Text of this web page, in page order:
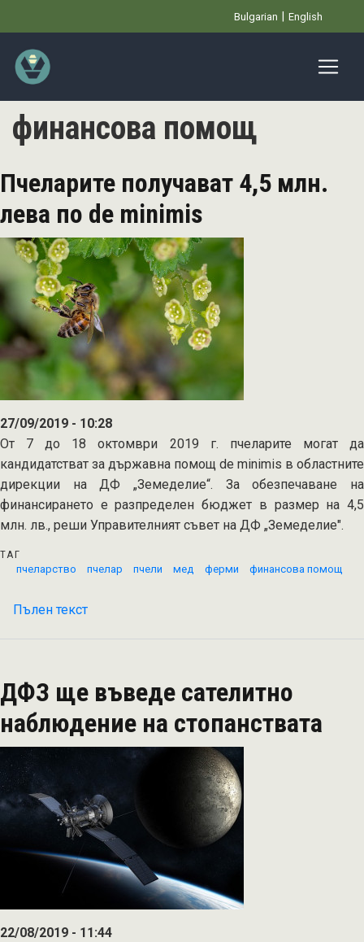
към
Bulgarian English
финансова помощ
Пчеларите получават 4,5 млн.
лева по de minimis
27/09/2019 - 10:28
От 7 до 18 октомври 2019 г. пчеларите могат да
кандидатстват за държавна помощ de minimis в областните
дирекции на ДФ „Земеделие“. За обезпечаване на
финансирането е разпределен бюджет в размер на 4,5
млн. лв., реши Управителният съвет на ДФ „Земеделие".
ТАГ
пчеларство
пчелар пчели мед ферми финансова помощ
Пълен текст
млн.
по
ДФЗ ще въведе сателитно
наблюдение на стопанствата
22/08/2019 - 11:44